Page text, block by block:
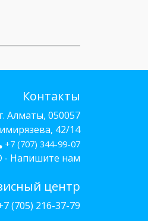
Контакты
г. Алматы, 050057
42/14
+7 (707) 344-99-07
- Напишите нам
центр
(705) 216-37-79